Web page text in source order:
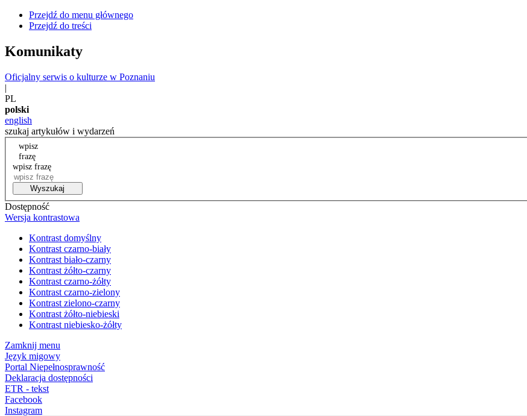
Przejdź do menu głównego
Przejdź do treści
Komunikaty
Oficjalny serwis o kulturze w Poznaniu
|
PL
polski
english
szukaj artykułów i wydarzeń
wpisz
frazę
wpisz frazę
Wyszukaj
Dostępność
Wersja kontrastowa
Kontrast domyślny
Kontrast czarno-biały
Kontrast biało-czarny
Kontrast żółto-czarny
Kontrast czarno-żółty
Kontrast czarno-zielony
Kontrast zielono-czarny
Kontrast żółto-niebieski
Kontrast niebiesko-żółty
Zamknij menu
Język migowy
Portal Niepełnosprawność
Deklaracja dostępności
ETR - tekst
Facebook
Instagram